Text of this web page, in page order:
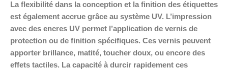
La flexibilité dans la conception et la finition des étiquettes
est également accrue grâce au système UV. L’impression
avec des encres UV permet l’application de vernis de
protection ou de finition spécifiques. Ces vernis peuvent
apporter brillance, matité, toucher doux, ou encore des
effets tactiles. La capacité à durcir rapidement ces